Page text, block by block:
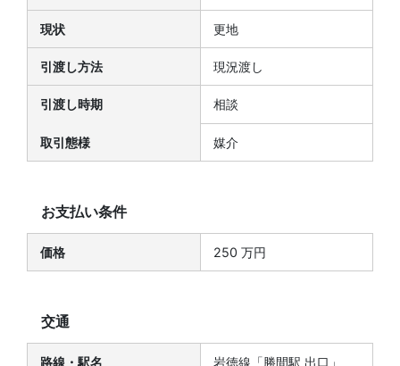
現状 更地
引渡し方法 現況渡し
引渡し時期 相談
取引態様 媒介
お支払い条件
価格 250 万円
交通
路線・駅名 岩徳線「勝間駅 出口」